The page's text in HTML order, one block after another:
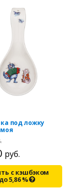
под ложку
руб.
с кэшбэком
до5,86%